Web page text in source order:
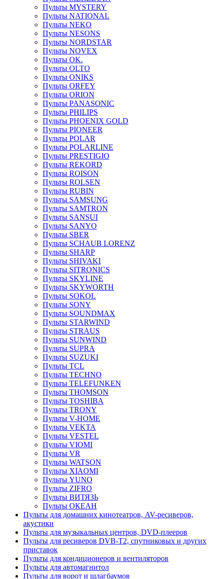
Пульты MYSTERY
Пульты NATIONAL
Пульты NEKO
Пульты NESONS
Пульты NORDSTAR
Пульты NOVEX
Пульты OK.
Пульты OLTO
Пульты ONIKS
Пульты ORFEY
Пульты ORION
Пульты PANASONIC
Пульты PHILIPS
Пульты PHOENIX GOLD
Пульты PIONEER
Пульты POLAR
Пульты POLARLINE
Пульты PRESTIGIO
Пульты REKORD
Пульты ROISON
Пульты ROLSEN
Пульты RUBIN
Пульты SAMSUNG
Пульты SAMTRON
Пульты SANSUI
Пульты SANYO
Пульты SBER
Пульты SCHAUB LORENZ
Пульты SHARP
Пульты SHIVAKI
Пульты SITRONICS
Пульты SKYLINE
Пульты SKYWORTH
Пульты SOKOL
Пульты SONY
Пульты SOUNDMAX
Пульты STARWIND
Пульты STRAUS
Пульты SUNWIND
Пульты SUPRA
Пульты SUZUKI
Пульты TCL
Пульты TECHNO
Пульты TELEFUNKEN
Пульты THOMSON
Пульты TOSHIBA
Пульты TRONY
Пульты V-HOME
Пульты VEKTA
Пульты VESTEL
Пульты VIOMI
Пульты VR
Пульты WATSON
Пульты XIAOMI
Пульты YUNO
Пульты ZIFRO
Пульты ВИТЯЗЬ
Пульты ОКЕАН
Пульты для домашних кинотеатров, AV-ресиверов,
акустики
Пульты для музыкальных центров, DVD-плееров
Пульты для ресиверов DVB-T2, спутниковых и других
приставок
Пульты для кондиционеров и вентиляторов
Пульты для автомагнитол
Пульты для ворот и шлагбаумов